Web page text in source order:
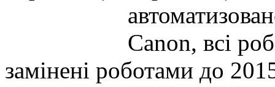
Canon, всі
замінені роботами до